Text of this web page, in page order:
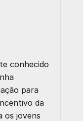
conhecido
para
da
os jovens